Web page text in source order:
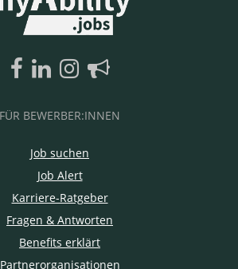
FÜR BEWERBER:INNEN
Job suchen
Job Alert
Karriere-Ratgeber
Fragen & Antworten
Benefits erklärt
Partnerorganisationen